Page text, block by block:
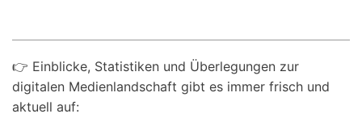
👉 Einblicke, Statistiken und Überlegungen zur
digitalen Medienlandschaft gibt es immer frisch und
aktuell auf: